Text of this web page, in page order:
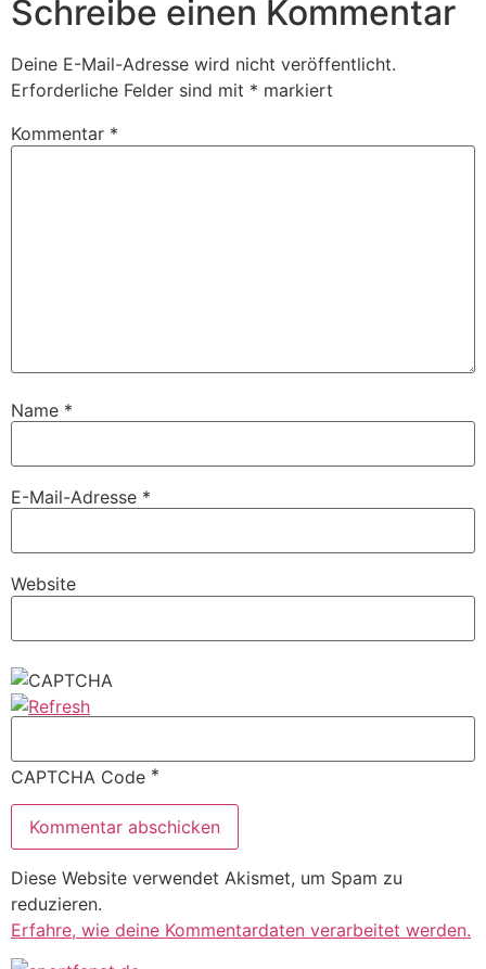
Schreibe einen Kommentar
Deine E-Mail-Adresse wird nicht veröffentlicht.
Erforderliche Felder sind mit * markiert
Kommentar *
Name *
E-Mail-Adresse *
Website
CAPTCHA Code *
Diese Website verwendet Akismet, um Spam zu
reduzieren.
Erfahre, wie deine Kommentardaten verarbeitet werden.